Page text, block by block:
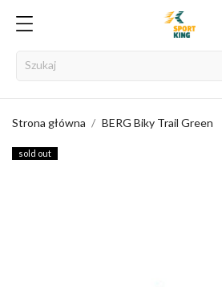
Strona główna BERG Biky Trail Green
sold out